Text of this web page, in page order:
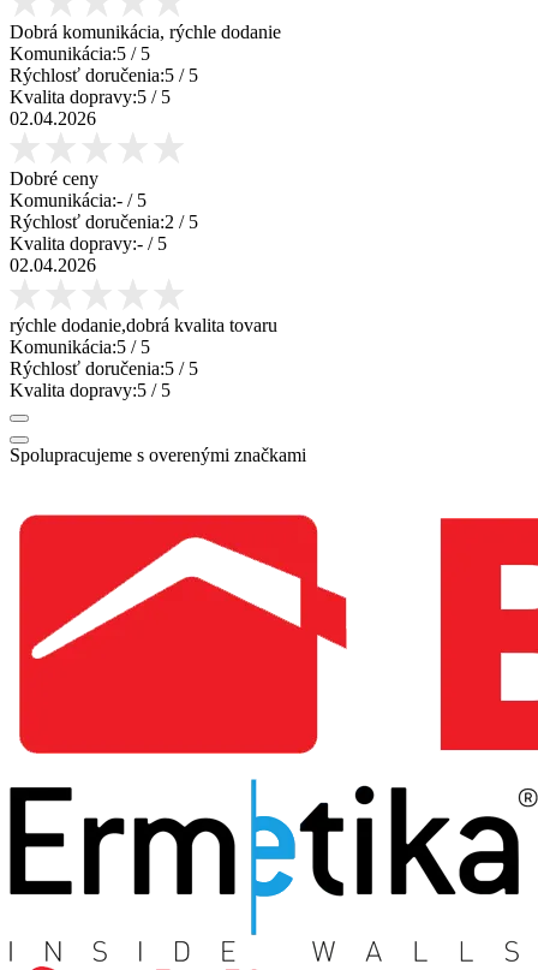
Dobrá komunikácia, rýchle dodanie
Komunikácia:5 / 5
Rýchlosť doručenia:5 / 5
Kvalita dopravy:5 / 5
02.04.2026
Dobré ceny
Komunikácia:- / 5
Rýchlosť doručenia:2 / 5
Kvalita dopravy:- / 5
02.04.2026
rýchle dodanie,dobrá kvalita tovaru
Komunikácia:5 / 5
Rýchlosť doručenia:5 / 5
Kvalita dopravy:5 / 5
Spolupracujeme s overenými značkami